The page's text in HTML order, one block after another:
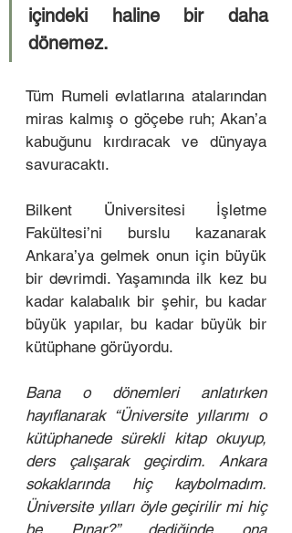
içindeki haline bir daha
dönemez.
Tüm Rumeli evlatlarına atalarından
miras kalmış o göçebe ruh; Akan’a
kabuğunu kırdıracak ve dünyaya
savuracaktı.
Bilkent Üniversitesi İşletme
Fakültesi’ni burslu kazanarak
Ankara’ya gelmek onun için büyük
bir devrimdi. Yaşamında ilk kez bu
kadar kalabalık bir şehir, bu kadar
büyük yapılar, bu kadar büyük bir
kütüphane görüyordu.
Bana o dönemleri anlatırken
hayıflanarak “Üniversite yıllarımı o
kütüphanede sürekli kitap okuyup,
ders çalışarak geçirdim. Ankara
sokaklarında hiç kaybolmadım.
Üniversite yılları öyle geçirilir mi hiç
be Pınar?” dediğinde ona